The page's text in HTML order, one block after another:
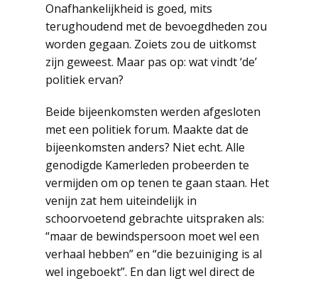
Onafhankelijkheid is goed, mits
terughoudend met de bevoegdheden zou
worden gegaan. Zoiets zou de uitkomst
zijn geweest. Maar pas op: wat vindt ‘de’
politiek ervan?
Beide bijeenkomsten werden afgesloten
met een politiek forum. Maakte dat de
bijeenkomsten anders? Niet echt. Alle
genodigde Kamerleden probeerden te
vermijden om op tenen te gaan staan. Het
venijn zat hem uiteindelijk in
schoorvoetend gebrachte uitspraken als:
“maar de bewindspersoon moet wel een
verhaal hebben” en “die bezuiniging is al
wel ingeboekt”. En dan ligt wel direct de